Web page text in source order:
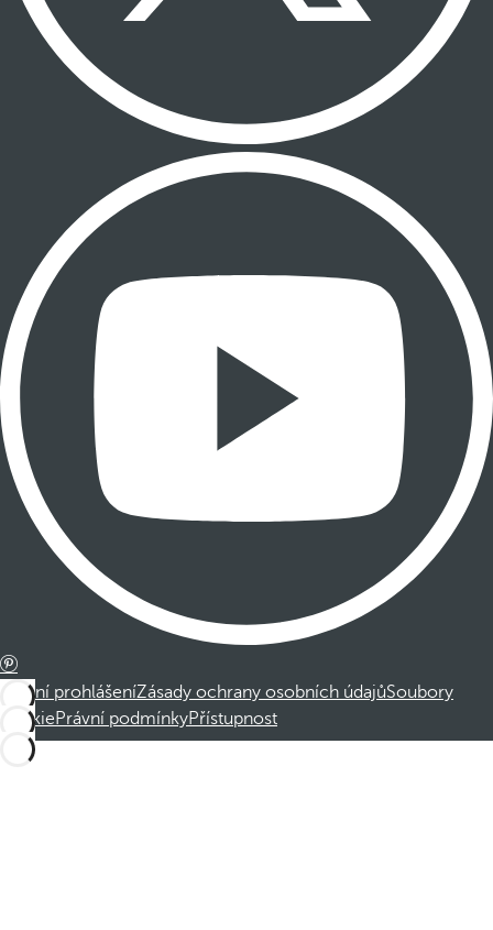
Právní prohlášeníZásady ochrany osobních údajůSoubory
cookiePrávní podmínkyPřístupnost